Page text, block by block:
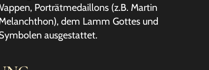
Porträtmedaillons (z.B. Martin
dem Lamm Gottes und
ausgestattet.